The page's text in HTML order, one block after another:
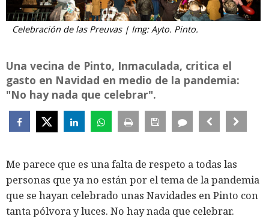
Celebración de las Preuvas | Img: Ayto. Pinto.
Una vecina de Pinto, Inmaculada, critica el
gasto en Navidad en medio de la pandemia:
"No hay nada que celebrar".
Me parece que es una falta de respeto a todas las
personas que ya no están por el tema de la pandemia
que se hayan celebrado unas Navidades en Pinto con
tanta pólvora y luces. No hay nada que celebrar.